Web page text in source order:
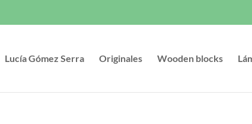
Lucía Gómez Serra Originales Wooden blocks